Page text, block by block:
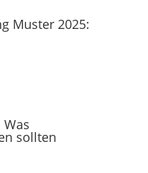
Muster 2025:
sollten